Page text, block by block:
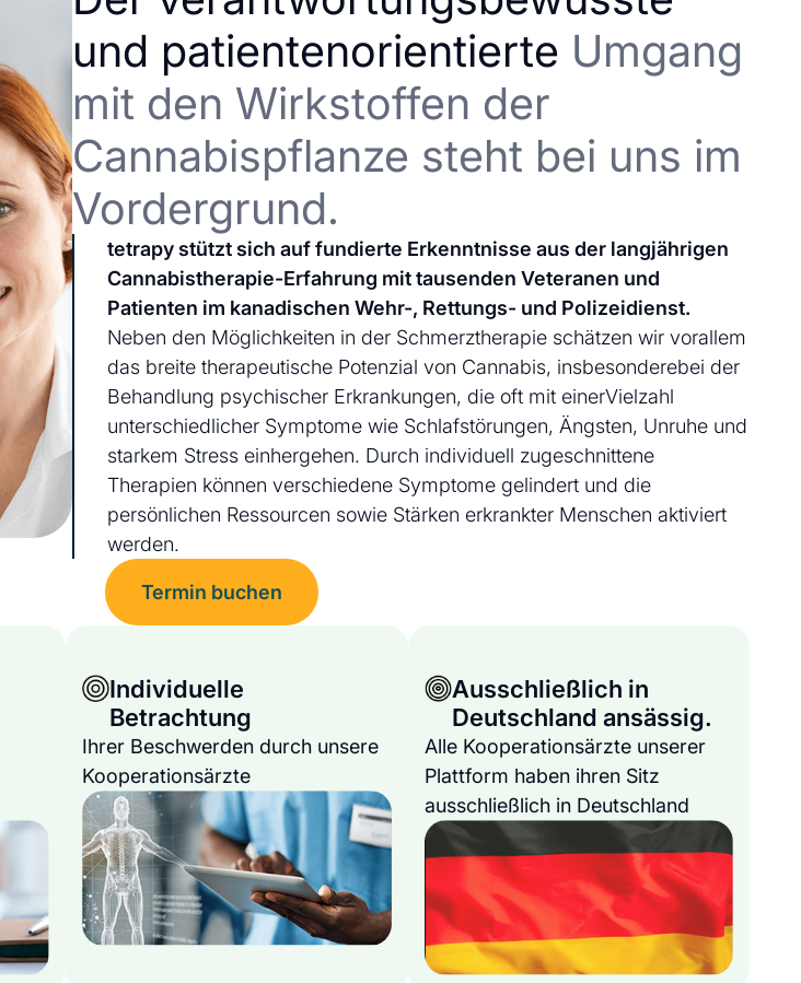
und patientenorientierte Umgang
mit den Wirkstoffen der
Cannabispflanze steht bei uns im
Vordergrund.
tetrapy stützt sich auf fundierte Erkenntnisse aus der langjährigen
Cannabistherapie-Erfahrung mit tausenden Veteranen und
Patienten im kanadischen Wehr-, Rettungs- und Polizeidienst.
Neben den Möglichkeiten in der Schmerztherapie schätzen wir vorallem
das breite therapeutische Potenzial von Cannabis, insbesonderebei der
Behandlung psychischer Erkrankungen, die oft mit einerVielzahl
unterschiedlicher Symptome wie Schlafstörungen, Ängsten, Unruhe und
starkem Stress einhergehen. Durch individuell zugeschnittene
Therapien können verschiedene Symptome gelindert und die
persönlichen Ressourcen sowie Stärken erkrankter Menschen aktiviert
werden.
Termin buchen
Individuelle
Betrachtung
Ihrer Beschwerden durch unsere
Kooperationsärzte
Ausschließlich in
Deutschland ansässig.
Alle Kooperationsärzte unserer
Plattform haben ihren Sitz
ausschließlich in Deutschland